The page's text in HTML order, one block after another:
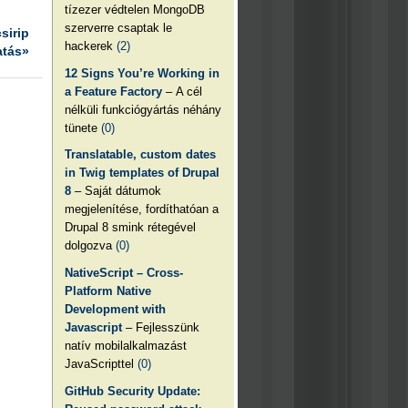
tízezer védtelen MongoDB
szerverre csaptak le
hackerek(2)
12 Signs You’re Working in
a Feature Factory – A cél
nélküli funkciógyártás néhány
tünete(0)
Translatable, custom dates
in Twig templates of Drupal
8 – Saját dátumok
megjelenítése, fordíthatóan a
Drupal 8 smink rétegével
dolgozva(0)
NativeScript – Cross-
Platform Native
Development with
Javascript – Fejlesszünk
natív mobilalkalmazást
JavaScripttel(0)
GitHub Security Update: